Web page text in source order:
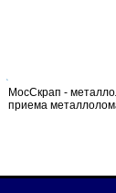
МосСкрап -
приема